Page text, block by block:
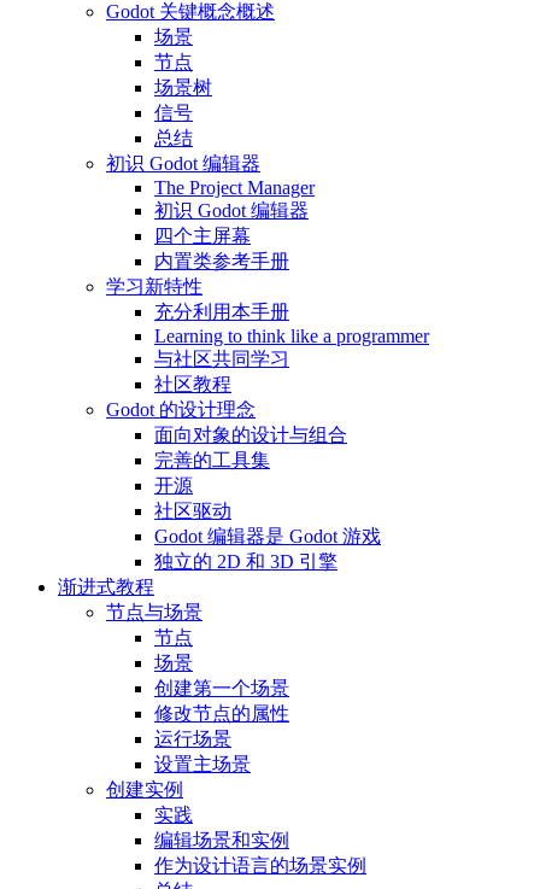
Godot 关键概念概述
场景
节点
场景树
信号
总结
初识 Godot 编辑器
The Project Manager
初识 Godot 编辑器
四个主屏幕
内置类参考手册
学习新特性
充分利用本手册
Learning to think like a programmer
与社区共同学习
社区教程
Godot 的设计理念
面向对象的设计与组合
完善的工具集
开源
社区驱动
Godot 编辑器是 Godot 游戏
独立的 2D 和 3D 引擎
渐进式教程
节点与场景
节点
场景
创建第一个场景
修改节点的属性
运行场景
设置主场景
创建实例
实践
编辑场景和实例
作为设计语言的场景实例